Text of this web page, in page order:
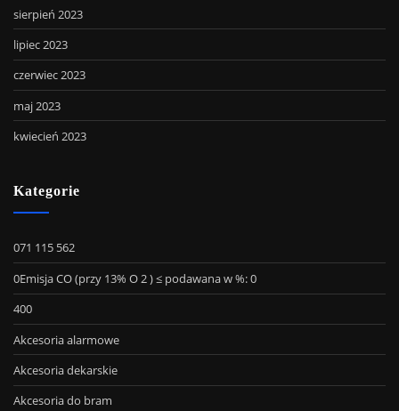
sierpień 2023
lipiec 2023
czerwiec 2023
maj 2023
kwiecień 2023
Kategorie
071 115 562
0Emisja CO (przy 13% O 2 ) ≤ podawana w %: 0
400
Akcesoria alarmowe
Akcesoria dekarskie
Akcesoria do bram